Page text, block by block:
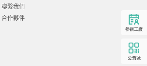
參觀工廠
公衆號
聯繫我們
合作夥伴